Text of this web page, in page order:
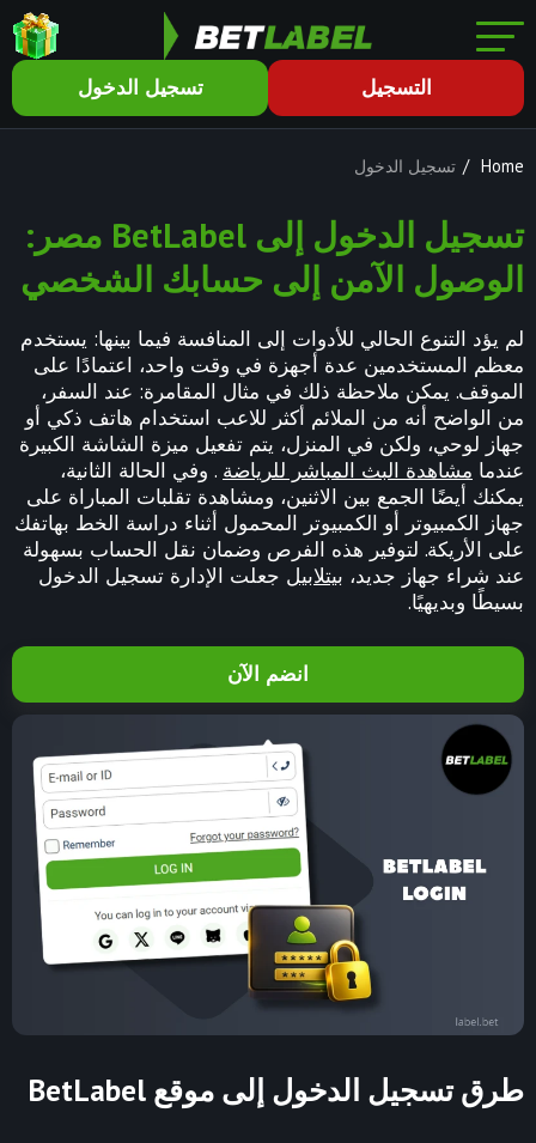
التسجيل تسجيل الدخول
Home
/ تسجيل الدخول
تسجيل الدخول إلى BetLabel مصر:
الوصول الآمن إلى حسابك الشخصي
لم يؤد التنوع الحالي للأدوات إلى المنافسة فيما بينها: يستخدم
معظم المستخدمين عدة أجهزة في وقت واحد، اعتمادًا على
الموقف. يمكن ملاحظة ذلك في مثال المقامرة: عند السفر،
من الواضح أنه من الملائم أكثر للاعب استخدام هاتف ذكي أو
جهاز لوحي، ولكن في المنزل، يتم تفعيل ميزة الشاشة الكبيرة
عندما مشاهدة البث المباشر للرياضة . وفي الحالة الثانية،
يمكنك أيضًا الجمع بين الاثنين، ومشاهدة تقلبات المباراة على
جهاز الكمبيوتر أو الكمبيوتر المحمول أثناء دراسة الخط بهاتفك
على الأريكة. لتوفير هذه الفرص وضمان نقل الحساب بسهولة
عند شراء جهاز جديد، بيتلابيل جعلت الإدارة تسجيل الدخول
بسيطًا وبديهيًا.
انضم الآن
طرق تسجيل الدخول إلى موقع BetLabel